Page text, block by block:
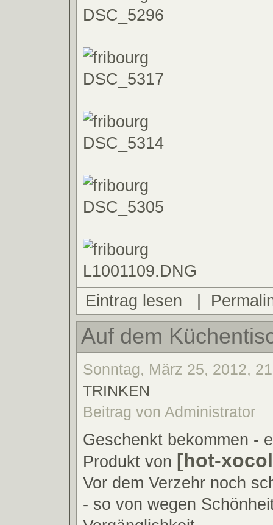
Eintrag lesen |
Auf dem
Sonntag, März 25, 2012,
TRINKEN
Beitrag von Administrator
Geschenkt bekommen -
Produkt von [hot-
Vor dem Verzehr noch
- so von wegen